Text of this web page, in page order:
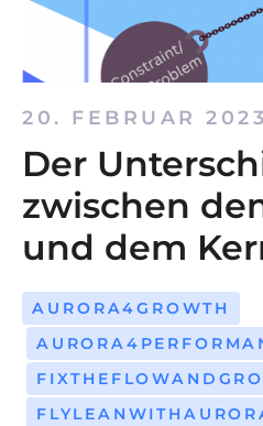
20. FEBRUAR 2023
Der
zwischen
und dem
AURORA4GROWTH